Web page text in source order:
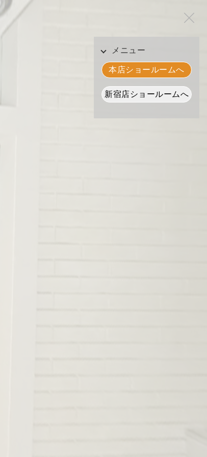
メニュー
本店ショールームへ
新宿店ショールームへ